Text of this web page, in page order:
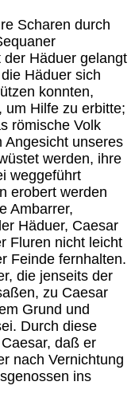
Scharen durch
Häduer gelangt
Häduer sich
konnten,
um Hilfe zu erbitte;
römische Volk
Angesicht unseres
werden, ihre
weggeführt
erobert werden
Ambarrer,
Häduer, Caesar
Fluren nicht leicht
Feinde fernhalten.
die jenseits der
zu Caesar
Grund und
Durch diese
daß er
nach Vernichtung
ins